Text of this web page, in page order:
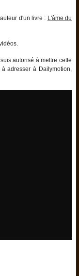
d'un livre : L'âme du
autorisé à mettre cette
adresser à Dailymotion,